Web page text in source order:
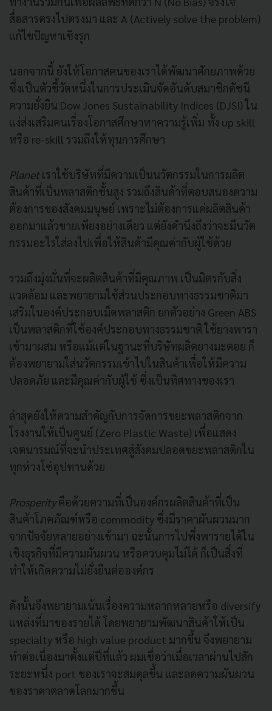
สื่อสารตรงไปตรงมา และ A (Actively solve the problem)
แก้ไขปัญหาเชิงรุก
นอกจากนี้ ยังให้โอกาสคนของเราได้พัฒนาศักยภาพด้วย
ซึ่งเป็นตัวชี้วัดหนึ่งในการประเมินจัดอันดับสมาชิกดัชนี
ความยั่งยืน Dow Jones Sustainability Indices (DJSI) ใน
แง่ส่งเสริมคนเรื่องโอกาสศึกษาหาความรู้เพิ่ม ทั้ง up skill
หรือ re-skill รวมถึงให้ทุนการศึกษา
Planetเราใช้บริษัทที่มีความเป็นนวัตกรรมในการผลิต
สินค้าที่เป็นพลาสติกชั้นสูง รวมถึงสินค้าที่ตอบสนองความ
ต้องการของสังคมมนุษย์ เพราะไม่ต้องการแค่ผลิตสินค้า
ออกมาแล้วขายเพียงอย่างเดียว แต่ยังคำนึงถึงว่าจะมีนวัต
กรรมอะไรใส่ลงไปเพื่อให้สินค้ามีคุณค่ากับผู้ใช้ด้วย
รวมถึงมุ่งมั่นที่จะผลิตสินค้าที่มีคุณภาพ เป็นมิตรกับสิ่ง
แวดล้อม และพยายามใช้ส่วนประกอบทางธรรมชาติมา
เสริมในองค์ประกอบเม็ดพลาสติก ยกตัวอย่าง Green ABS
เป็นพลาสติกที่ใช้องค์ประกอบทางธรรมชาติ ใช้ยางพารา
เข้ามาผสม หรือแม้แต่ในฐานะที่บริษัทผลิตยางมะตอย ก็
ต้องพยายามใส่นวัตกรรมเข้าไปในสินค้าเพื่อให้มีความ
ปลอดภัย และมีคุณค่ากับผู้ใช้ ซึ่งเป็นทิศทางของเรา
ล่าสุดยังให้ความสำคัญกับการจัดการขยะพลาสติกจาก
โรงงานให้เป็นศูนย์ (Zero Plastic Waste) เพื่อแสดง
เจตนารมณ์ที่จะนำประเทศสู่สังคมปลอดขยะพลาสติกใน
ทุกห่วงโซ่อุปทานด้วย
Prosperityคือด้วยความที่เป็นองค์กรผลิตสินค้าที่เป็น
สินค้าโภคภัณฑ์หรือ commodity ซึ่งมีราคาผันผวนมาก
จากปัจจัยหลายอย่างเข้ามา ฉะนั้นการไปพึ่งพารายได้ใน
เชิงธุรกิจที่มีความผันผวน หรือควบคุมไม่ได้ ก็เป็นสิ่งที่
ทำให้เกิดความไม่ยั่งยืนต่อองค์กร
ดังนั้นจึงพยายามเน้นเรื่องความหลากหลายหรือ diversify
แหล่งที่มาของรายได้ โดยพยายามพัฒนาสินค้าให้เป็น
specialty หรือ high value product มากขึ้น จึงพยายาม
ทำต่อเนื่องมาตั้งแต่ปีที่แล้ว ผมเชื่อว่าเมื่อเวลาผ่านไปสัก
ระยะหนึ่ง port ของเราจะสมดุลขึ้น และลดความผันผวน
ของราคาตลาดโลกมากขึ้น